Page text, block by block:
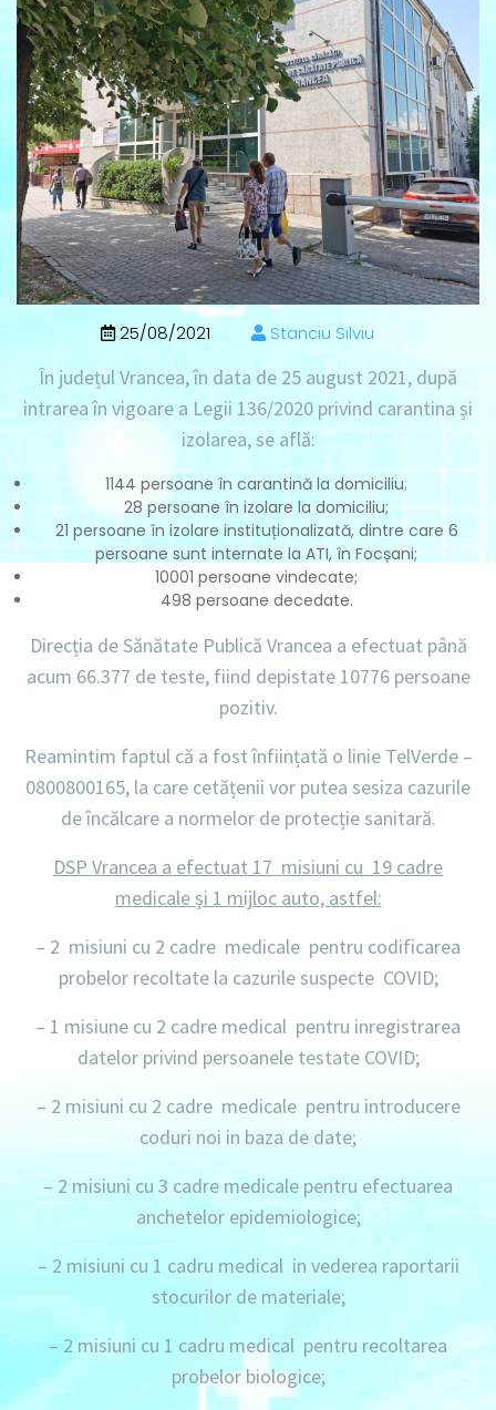
25/08/2021 Stanciu Silviu
În județul Vrancea, în data de 25 august 2021, după
intrarea în vigoare a Legii 136/2020 privind carantina și
izolarea, se află:
1144 persoane în carantină la domiciliu;
28 persoane în izolare la domiciliu;
21 persoane în izolare instituționalizată, dintre care 6
persoane sunt internate la ATI, în Focșani;
10001 persoane vindecate;
498 persoane decedate.
Direcția de Sănătate Publică Vrancea a efectuat până
acum 66.377 de teste, fiind depistate10776 persoane
pozitiv.
Reamintim faptul că a fost înființată o linie TelVerde –
0800800165, la care cetățenii vor putea sesiza cazurile
de încălcare a normelor de protecție sanitară.
DSP Vrancea a efectuat 17 misiuni cu 19 cadre
medicale și 1 mijloc auto, astfel:
– 2 misiuni cu 2 cadre medicale pentru codificarea
probelor recoltate la cazurile suspecte COVID;
– 1 misiune cu 2 cadre medical pentru inregistrarea
datelor privind persoanele testate COVID;
– 2 misiuni cu 2 cadre medicalepentru introducere
coduri noi in baza de date;
– 2 misiuni cu 3 cadre medicale pentru efectuarea
anchetelor epidemiologice;
– 2 misiuni cu 1 cadru medical in vederea raportarii
stocurilor de materiale;
– 2 misiuni cu 1 cadru medical pentru recoltarea
probelor biologice;